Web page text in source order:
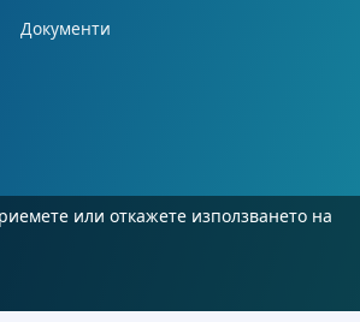
Документи
или откажете използването на